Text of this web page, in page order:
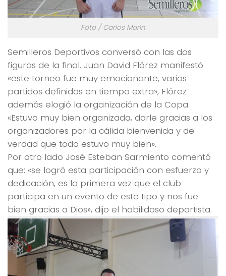
Foto / Carlos Marín
Semilleros Deportivos conversó con las dos
figuras de la final. Juan David Flórez manifestó
«este torneo fue muy emocionante, varios
partidos definidos en tiempo extra», Flórez
además elogió la organización de la Copa
«Estuvo muy bien organizada, darle gracias a los
organizadores por la cálida bienvenida y de
verdad que todo estuvo muy bien».
Por otro lado José Esteban Sarmiento comentó
que: «se logró esta participación con esfuerzo y
dedicación, es la primera vez que el club
participa en un evento de este tipo y nos fue
bien gracias a Dios», dijo el habilidoso deportista.